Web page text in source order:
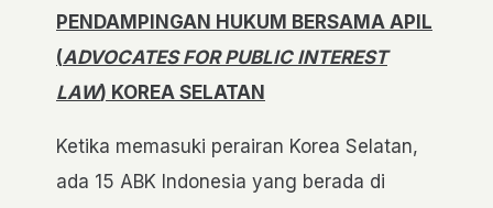
PENDAMPINGAN HUKUM BERSAMA APIL
(ADVOCATES FOR PUBLIC INTEREST
LAW) KOREA SELATAN
Ketika memasuki perairan Korea Selatan,
ada 15 ABK Indonesia yang berada di